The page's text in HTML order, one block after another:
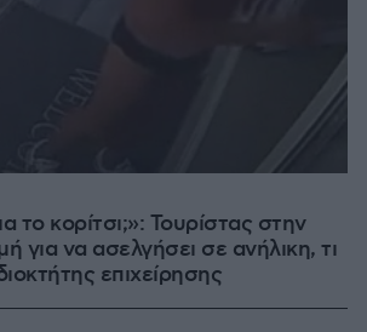
το κορίτσι;»: Τουρίστας στην
για να ασελγήσει σε ανήλικη, τι
επιχείρησης